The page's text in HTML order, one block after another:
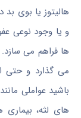
هالیتوز یا بوی
و یا وجود نوعی
ها فراهم می
می گذارد و حتی
باشید عواملی
های لثه،